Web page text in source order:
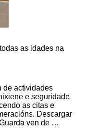
as idades na
de actividades
e seguridade
as citas e
Descargar
ven de …